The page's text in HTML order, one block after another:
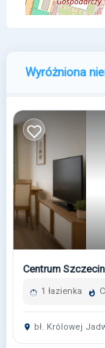
Wyróżniona
Centrum
1 łazienka
bł. Królowej